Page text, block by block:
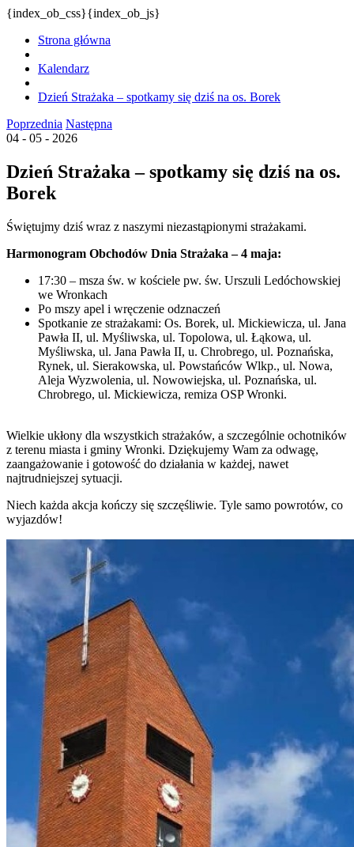
{index_ob_css}{index_ob_js}
Strona główna
Kalendarz
Dzień Strażaka – spotkamy się dziś na os. Borek
Poprzednia Następna
04 - 05 - 2026
Dzień Strażaka – spotkamy się dziś na os.
Borek
Świętujmy dziś wraz z naszymi niezastąpionymi strażakami.
Harmonogram Obchodów Dnia Strażaka – 4 maja:
17:30 – msza św. w kościele pw. św. Urszuli Ledóchowskiej
we Wronkach
Po mszy apel i wręczenie odznaczeń
Spotkanie ze strażakami: Os. Borek, ul. Mickiewicza, ul. Jana
Pawła II, ul. Myśliwska, ul. Topolowa, ul. Łąkowa, ul.
Myśliwska, ul. Jana Pawła II, u. Chrobrego, ul. Poznańska,
Rynek, ul. Sierakowska, ul. Powstańców Wlkp., ul. Nowa,
Aleja Wyzwolenia, ul. Nowowiejska, ul. Poznańska, ul.
Chrobrego, ul. Mickiewicza, remiza OSP Wronki.
Wielkie ukłony dla wszystkich strażaków, a szczególnie ochotników
z terenu miasta i gminy Wronki. Dziękujemy Wam za odwagę,
zaangażowanie i gotowość do działania w każdej, nawet
najtrudniejszej sytuacji.
Niech każda akcja kończy się szczęśliwie. Tyle samo powrotów, co
wyjazdów!